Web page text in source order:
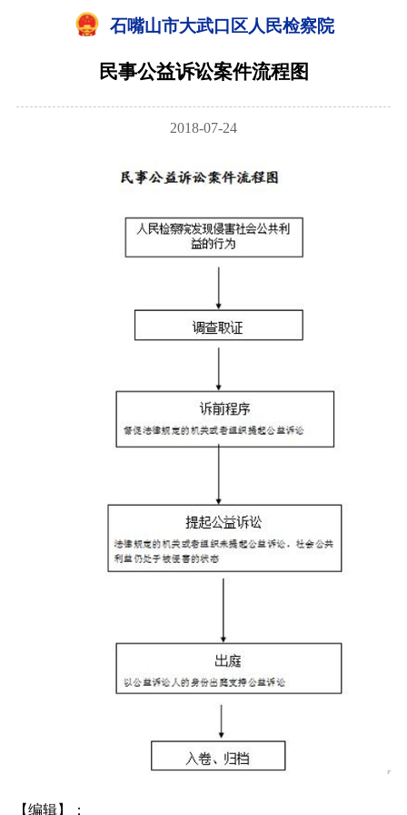
石嘴山市大武口区人民检察院
民事公益诉讼案件流程图
2018-07-24
【编辑】：